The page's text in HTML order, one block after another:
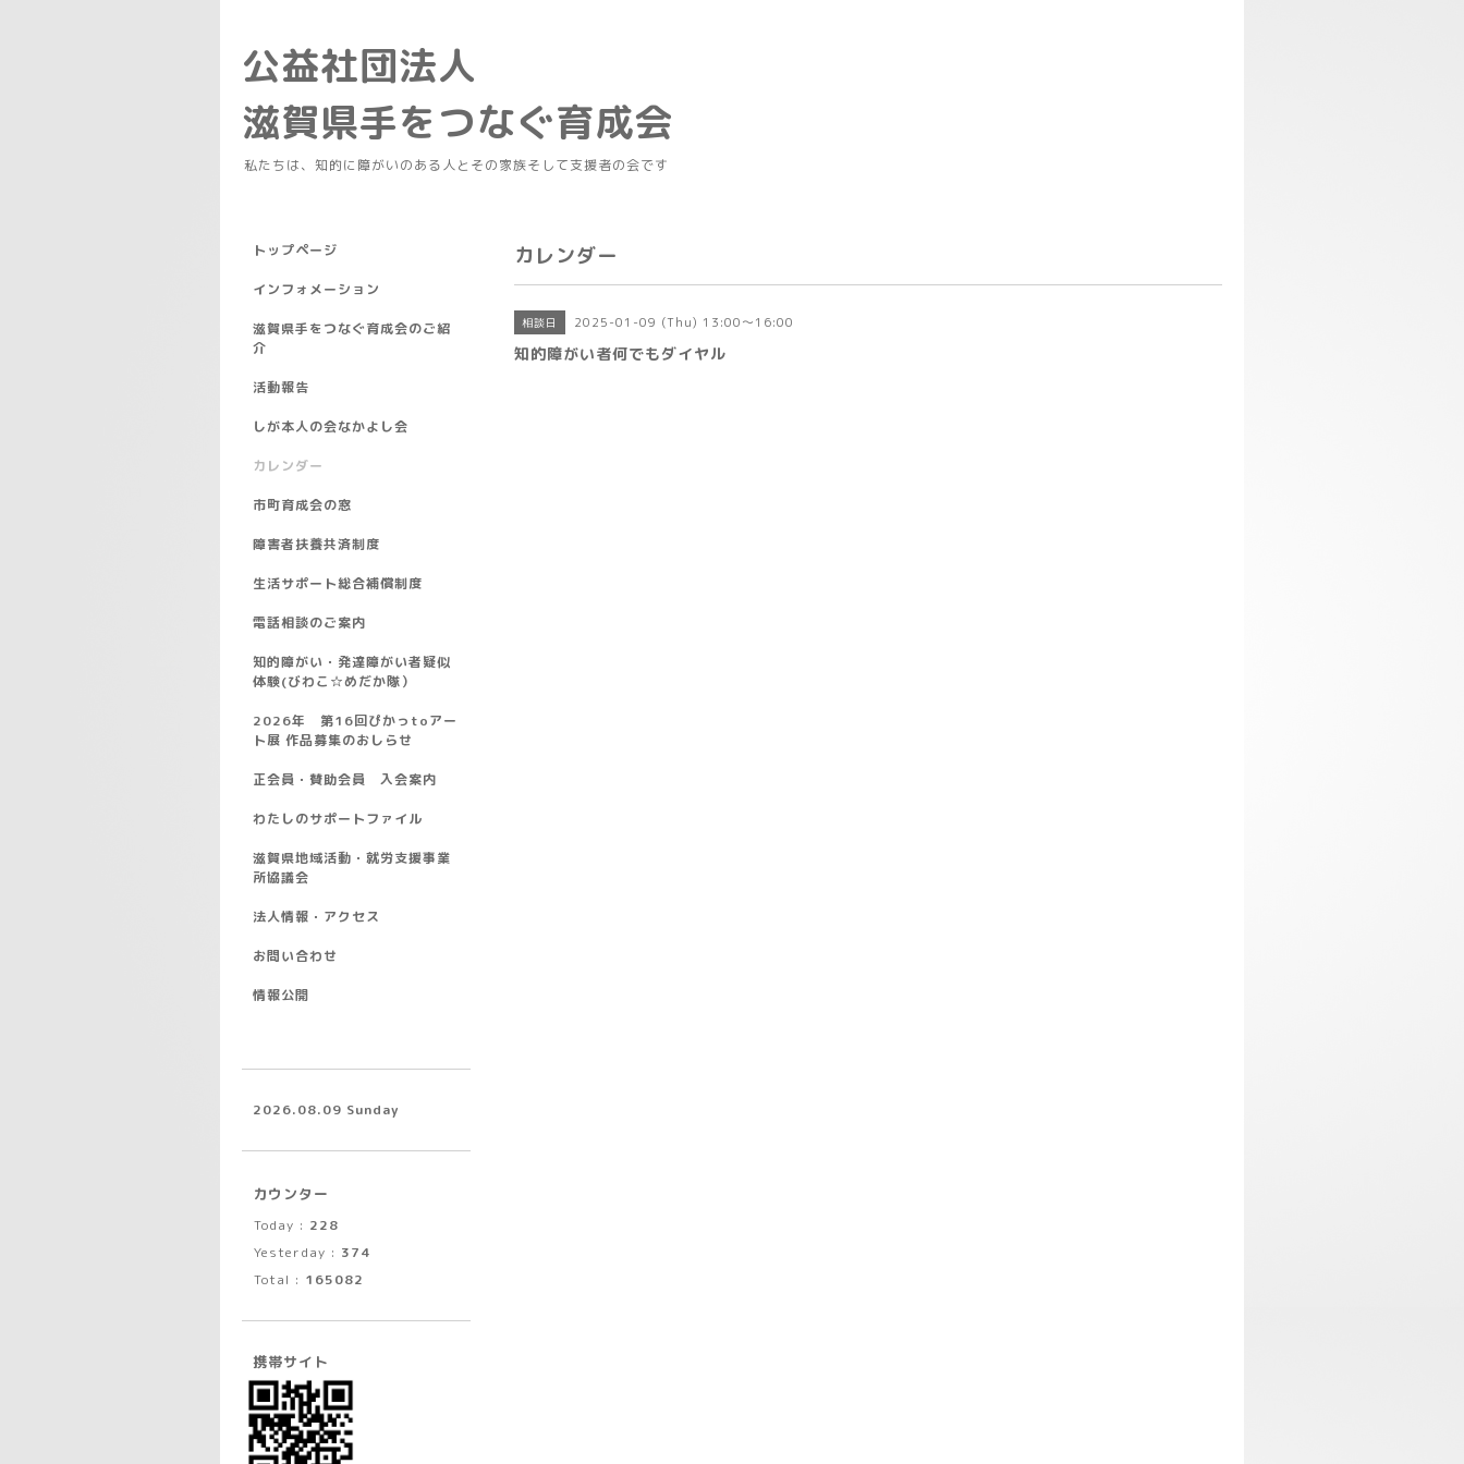
公益社団法人
滋賀県手をつなぐ育成会
私たちは、知的に障がいのある人とその家族そして支援者の会です
カレンダー
相談日 2025-01-09 (Thu) 13:00～16:00
知的障がい者何でもダイヤル
トップページ
インフォメーション
滋賀県手をつなぐ育成会のご紹
介
活動報告
しが本人の会なかよし会
カレンダー
市町育成会の窓
障害者扶養共済制度
生活サポート総合補償制度
電話相談のご案内
知的障がい・発達障がい者疑似
体験(びわこ☆めだか隊）
2026年 第16回ぴかっtoアー
ト展 作品募集のおしらせ
正会員・賛助会員 入会案内
わたしのサポートファイル
滋賀県地域活動・就労支援事業
所協議会
法人情報・アクセス
お問い合わせ
情報公開
2026.08.09 Sunday
カウンター
Today : 228
Yesterday : 374
Total : 165082
携帯サイト